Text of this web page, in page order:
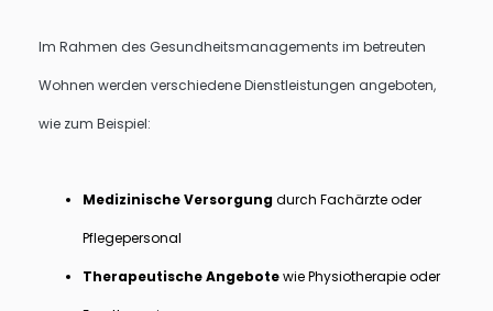
Im Rahmen des Gesundheitsmanagements im betreuten
Wohnen werden verschiedene Dienstleistungen angeboten,
wie zum Beispiel:
Medizinische Versorgungdurch Fachärzte oder
Pflegepersonal
Therapeutische Angebotewie Physiotherapie oder